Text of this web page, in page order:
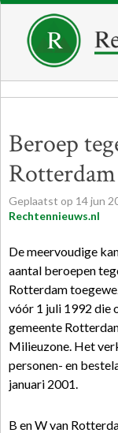
Beroep
Geplaatst op 14jun
Rechtennieuws.nl
De meervoudige
aantal beroepen
Rotterdam
vóór 1 juli 1992 die
gemeente
Milieuzone. Het
personen- en
januari 2001.
B en W van